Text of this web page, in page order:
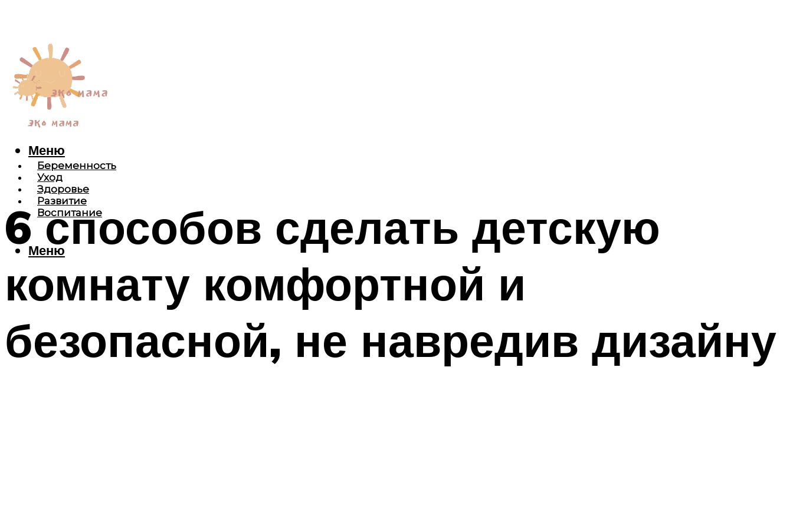
Беременность
Уход
Здоровье
Развитие
Воспитание
Меню
Меню
6 способов сделать детскую
комнату комфортной и
безопасной, не навредив дизайну